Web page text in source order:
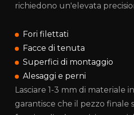
richiedono un'elevata
Fori filettati
Facce di tenuta
Superfici di montaggio
Alesaggi e perni
Lasciare 1-3 mm di materiale
garantisce che il pezzo finale